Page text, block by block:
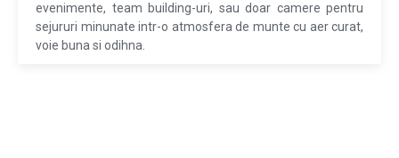
evenimente, team building-uri, sau doar camere pentru
sejururi minunate intr-o atmosfera de munte cu aer curat,
voie buna si odihna.